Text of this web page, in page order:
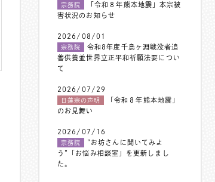
宗務院
「令和８年熊本地震」本宗被
害状況のお知らせ
2026/08/01
宗務院
令和8年度千鳥ヶ淵戦没者追
善供養並世界立正平和祈願法要につい
て
2026/07/29
日蓮宗の声明
「令和８年熊本地震」
のお見舞い
2026/07/16
宗務院
”お坊さんに聞いてみよ
う”「お悩み相談室」を更新しまし
た。